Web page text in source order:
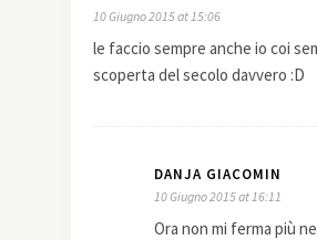
10 Giugno 2015 at 15:06
le faccio sempre anche io coi
scoperta del secolo davvero :D
DANJA GIACOMIN
10 Giugno 2015 at 16:11
Ora non mi ferma più